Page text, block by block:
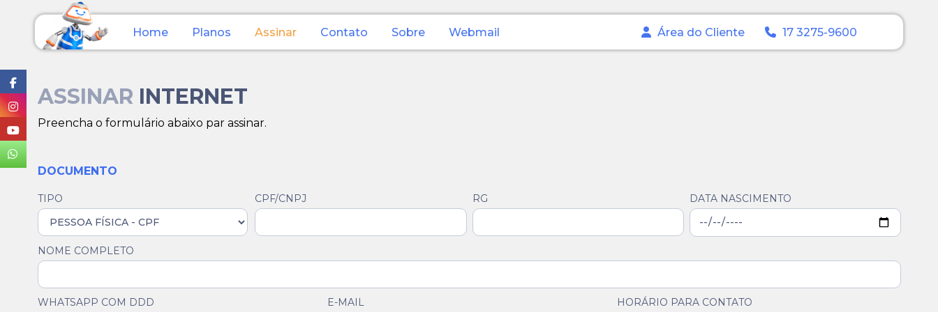
Home Planos Assinar Contato Sobre Webmail Área do Cliente 17 3275-9600
ASSINAR INTERNET
Preencha o formulário abaixo par assinar.
DOCUMENTO
TIPO CPF/CNPJ RG DATA NASCIMENTO
NOME COMPLETO
WHATSAPP COM DDD E-MAIL HORÁRIO PARA CONTATO